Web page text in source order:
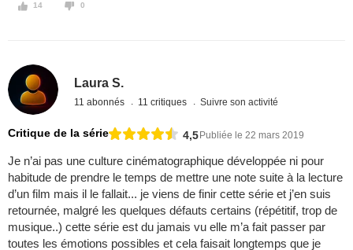
14 0
Laura S.
11 abonnés 11 critiques Suivre son activité
Critique de la série 4,5Publiée le 22 mars 2019
Je n’ai pas une culture cinématographique développée ni pour
habitude de prendre le temps de mettre une note suite à la lecture
d’un film mais il le fallait... je viens de finir cette série et j’en suis
retournée, malgré les quelques défauts certains (répétitif, trop de
musique..) cette série est du jamais vu elle m’a fait passer par
toutes les émotions possibles et cela faisait longtemps que je